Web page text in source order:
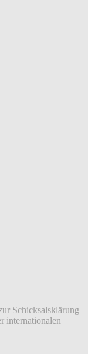
Schicksalsklärung
internationalen